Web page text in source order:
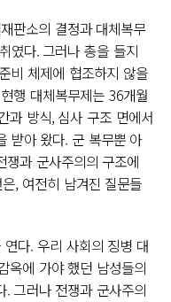
판소의 결정과 대체복무
였다. 그러나 총을 들지
비 체제에 협조하지 않을
행 대체복무제는 36개월
과 방식, 심사 구조 면에서
받아 왔다. 군 복무뿐 아
쟁과 군사주의의 구조에
, 여전히 남겨진 질문들
다. 우리 사회의 징병 대
옥에 가야 했던 남성들의
그러나 전쟁과 군사주의